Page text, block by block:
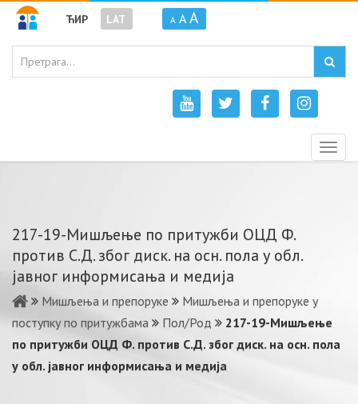
ЋИР LAT A A A
217-19-Мишљење по притужби ОЦД Ф.
против С.Д. због диск. на осн. пола у обл.
јавног информисања и медија
Мишљења и препоруке
Мишљења и препоруке у
поступку по притужбама
Пол/Род
217-19-Мишљење
по притужби ОЦД Ф. против С.Д. због диск. на осн. пола
у обл. јавног информисања и медија